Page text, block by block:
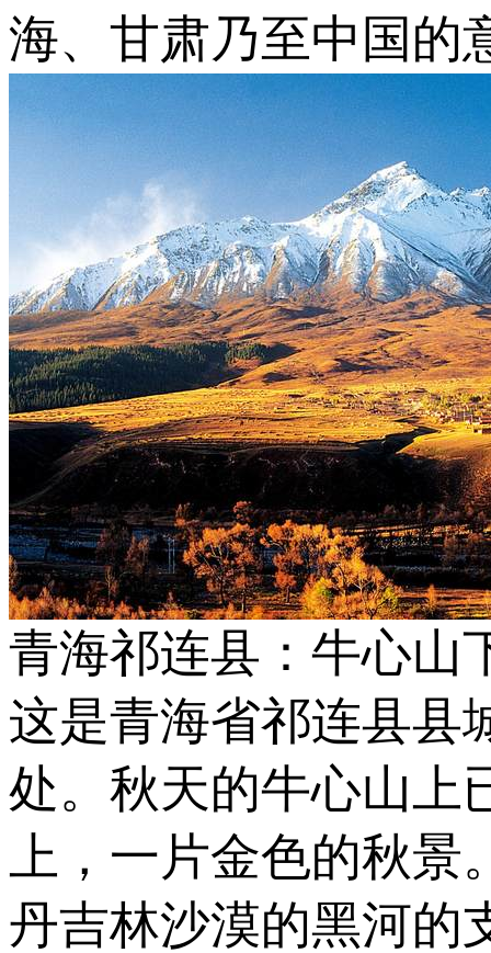
海、甘肃乃至中国的
青海祁连县：牛心山
这是青海省祁连县县
处。秋天的牛心山上
上，一片金色的秋
丹吉林沙漠的黑河